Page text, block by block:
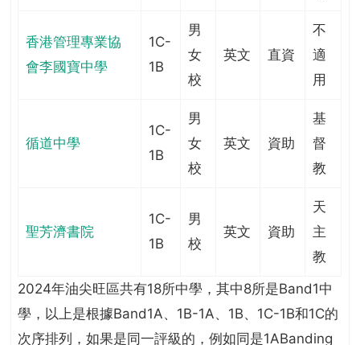
香港管理專業協
會李國寶中學
1C-
1B
男
女
校
英文 直資
不
適
用
循道中學
1C-
1B
男
女
校
英文 資助
基
督
教
聖芳濟書院
1C-
1B
男
校
英文 資助
天
主
教
2024年油尖旺區共有18所中學，其中8所是Band1中
學，以上是根據Band1A、1B-1A、1B、1C-1B和1C的
次序排列，如果是同一評級的，例如同是1ABanding